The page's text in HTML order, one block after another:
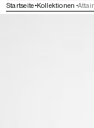
Startseite Kollektionen
WEITER ZU DEN